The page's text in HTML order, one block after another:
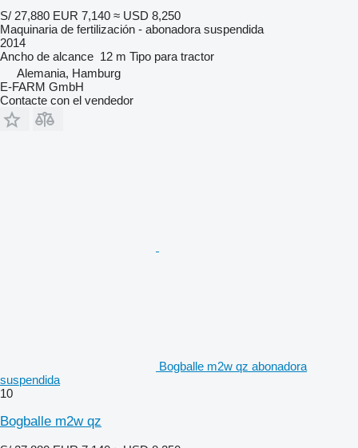
S/ 27,880 EUR 7,140 ≈ USD 8,250
Maquinaria de fertilización - abonadora suspendida
2014
Ancho de alcance 12 m Tipo para tractor
Alemania, Hamburg
E-FARM GmbH
Contacte con el vendedor
Bogballe m2w qz abonadora
suspendida
10
Bogballe m2w qz